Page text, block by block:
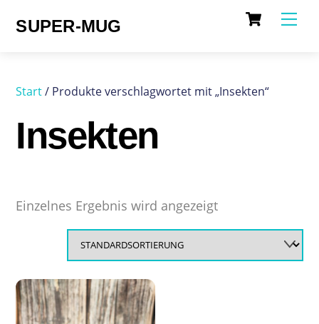
Cart
SUPER-MUG
Start/ Produkte verschlagwortet mit „Insekten“
Insekten
Einzelnes Ergebnis wird angezeigt